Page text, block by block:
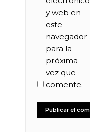
y web en
este
navegador
para la
próxima
vez que
comente.